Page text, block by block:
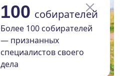
100 собирателей
Более 100 собирателей
— признанных
специалистов своего
дела